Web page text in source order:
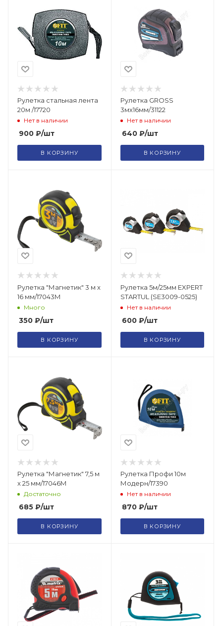
Рулетка стальная лента
20м /17720
Нет в наличии
900 ₽/шт
В КОРЗИНУ
Рулетка GROSS
3мх16мм/31122
Нет в наличии
640₽/шт
В КОРЗИНУ
Рулетка "Магнетик" 3 м x
16 мм/17043М
Много
350 ₽/шт
В КОРЗИНУ
Рулетка 5м/25мм EXPERT
STARTUL (SE3009-0525)
Нет в наличии
600₽/шт
В КОРЗИНУ
Рулетка "Магнетик" 7,5 м
x 25 мм/17046М
Достаточно
685 ₽/шт
В КОРЗИНУ
Рулетка Профи 10м
Модерн/17390
Нет в наличии
870₽/шт
В КОРЗИНУ